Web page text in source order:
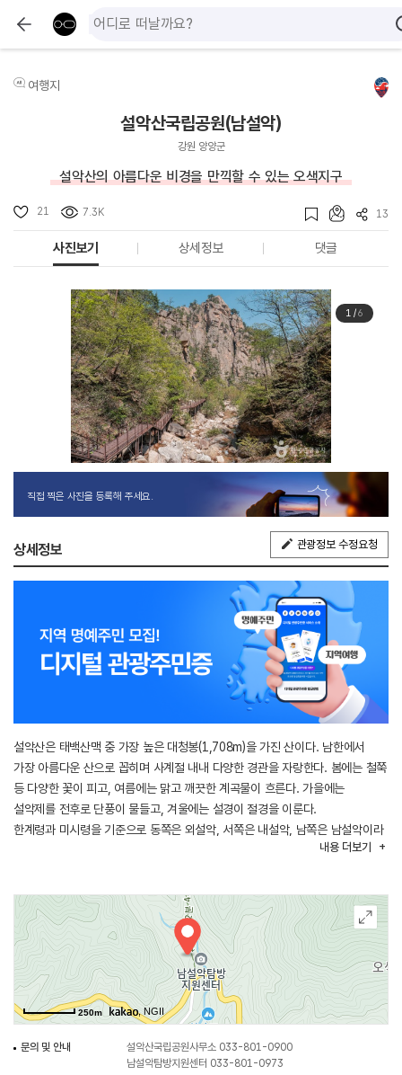
여행지
설악산국립공원(남설악)
강원 양양군
설악산의 아름다운 비경을 만끽할 수 있는 오색지구
21 7.3K 13
사진보기 상세정보 댓글
1 /6
직접 찍은 사진을 등록해 주세요.
상세정보 관광정보 수정요청
설악산은 태백산맥 중 가장 높은 대청봉(1,708m)을 가진 산이다. 남한에서
가장 아름다운 산으로 꼽히며 사계절 내내 다양한 경관을 자랑한다. 봄에는 철쭉
등 다양한 꽃이 피고, 여름에는 맑고 깨끗한 계곡물이 흐른다. 가을에는
설악제를 전후로 단풍이 물들고, 겨울에는 설경이 절경을 이룬다.
한계령과 미시령을 기준으로 동쪽은 외설악, 서쪽은 내설악, 남쪽은 남설악이라
구분한다. 남설악 지역은 오색약수와 온천으로 예로부터 유명하다. 주전골
(1,424.2m)도 남설악에 속하며 산세가 험준하고 경치가 빼어나다.
내용 더보기
250m , NGII
문의 및 안내
설악산국립공원사무소 033-801-0900
남설악탐방지원센터 033-801-0973